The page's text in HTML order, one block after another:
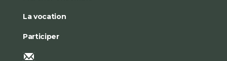
La vocation
Participer